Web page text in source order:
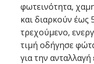
φωτεινότητα,
και διαρκούν έως
τρεχούμενο,
τιμή οδήγησε
για την